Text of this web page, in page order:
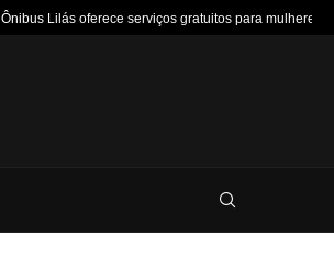
Ônibus Lilás oferece serviços gratuitos para mulheres